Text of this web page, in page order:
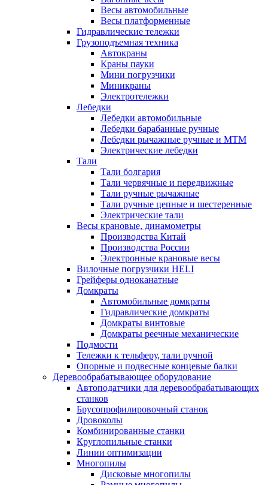
Весы автомобильные
Весы платформенные
Гидравлические тележки
Грузоподъемная техника
Автокраны
Краны пауки
Мини погрузчики
Миникраны
Электротележки
Лебедки
Лебедки автомобильные
Лебедки барабанные ручные
Лебедки рычажные ручные и МТМ
Электрические лебедки
Тали
Тали болгария
Тали червячные и передвижные
Тали ручные рычажные
Тали ручные цепные и шестеренные
Электрические тали
Весы крановые, динамометры
Производства Китай
Производства России
Электронные крановые весы
Вилочные погрузчики HELI
Грейферы одноканатные
Домкраты
Автомобильные домкраты
Гидравлические домкраты
Домкраты винтовые
Домкраты реечные механические
Подмости
Тележки к тельферу, тали ручной
Опорные и подвесные концевые балки
Деревообрабатывающее оборудование
Автоподатчики для деревообрабатывающих
станков
Брусопрофилировочный станок
Дровоколы
Комбинированные станки
Круглопильные станки
Линии оптимизации
Многопилы
Дисковые многопилы